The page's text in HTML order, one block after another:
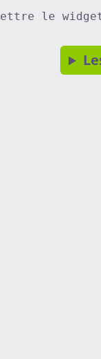
Mettre le